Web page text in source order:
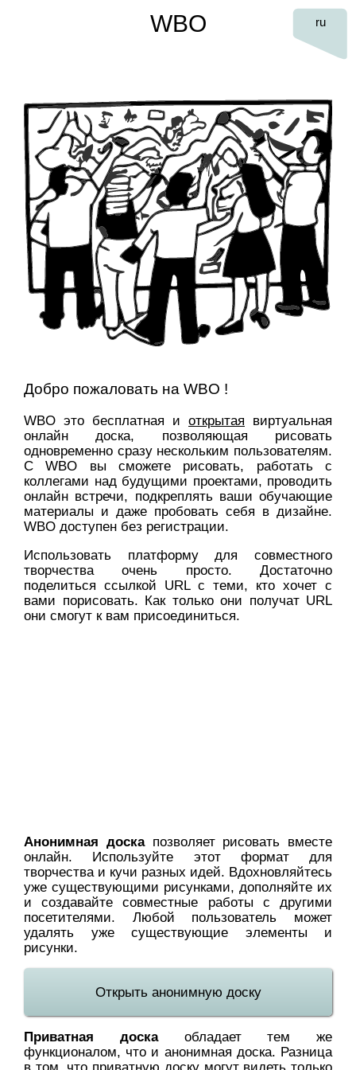
WBO ru
Добро пожаловать на WBO !
WBO это бесплатная и открытая виртуальная
онлайн доска, позволяющая рисовать
одновременно сразу нескольким пользователям.
С WBO вы сможете рисовать, работать с
коллегами над будущими проектами, проводить
онлайн встречи, подкреплять ваши обучающие
материалы и даже пробовать себя в дизайне.
WBO доступен без регистрации.
Использовать платформу для совместного
творчества очень просто. Достаточно
поделиться ссылкой URL с теми, кто хочет с
вами порисовать. Как только они получат URL
они смогут к вам присоединиться.
Анонимная доскапозволяет рисовать вместе
онлайн. Используйте этот формат для
творчества и кучи разных идей. Вдохновляйтесь
уже существующими рисунками, дополняйте их
и создавайте совместные работы с другими
посетителями. Любой пользователь может
удалять уже существующие элементы и
рисунки.
Открыть анонимную доску
Приватная доскаобладает тем же
функционалом, что и анонимная доска. Разница
в том, что приватную доску могут видеть только